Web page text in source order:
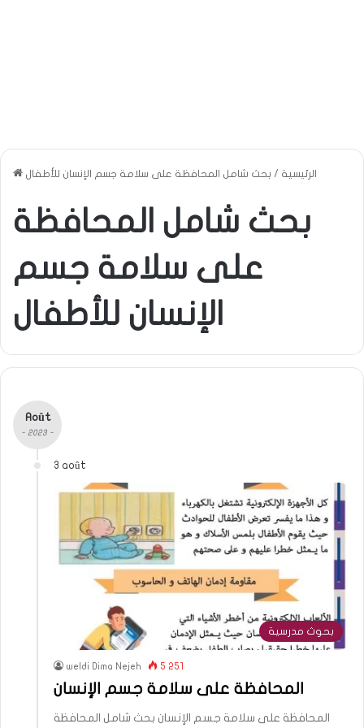
الرئيسية / بحث شامل المحافظة على سلامة جسم الإنسان للأطفال
بحث شامل المحافظة
على سلامة جسم
الإنسان للأطفال
Août
- 2023 -
3 août
بحوث مدرسية
weldi Dima Nejeh 5 251
المحافظة على سلامة جسم الإنسان
المحافظة على سلامة جسم الإنسان بحث شامل المحافظة